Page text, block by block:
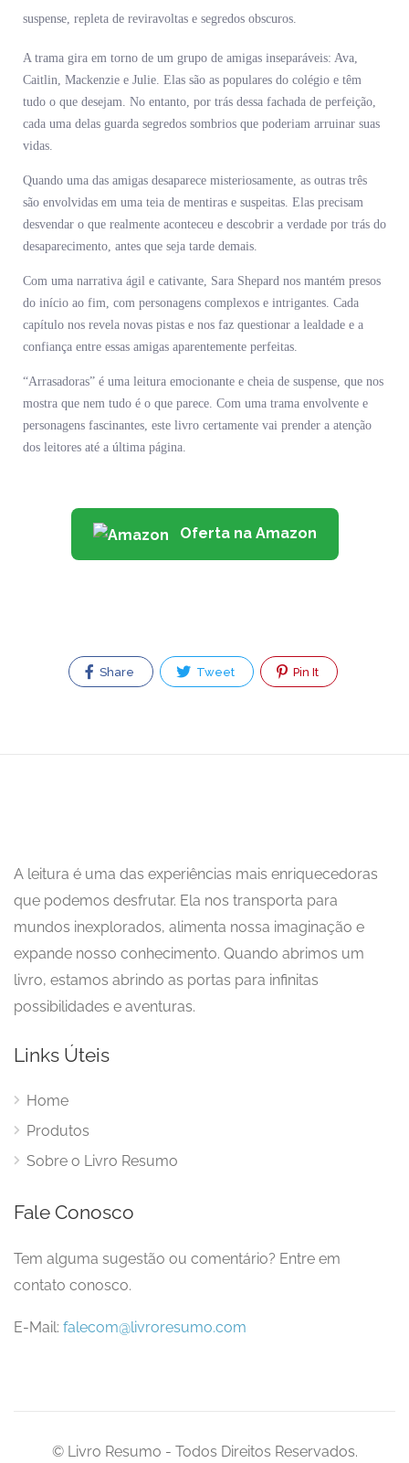
suspense, repleta de reviravoltas e segredos obscuros.
A trama gira em torno de um grupo de amigas inseparáveis: Ava,
Caitlin, Mackenzie e Julie. Elas são as populares do colégio e têm
tudo o que desejam. No entanto, por trás dessa fachada de perfeição,
cada uma delas guarda segredos sombrios que poderiam arruinar suas
vidas.
Quando uma das amigas desaparece misteriosamente, as outras três
são envolvidas em uma teia de mentiras e suspeitas. Elas precisam
desvendar o que realmente aconteceu e descobrir a verdade por trás do
desaparecimento, antes que seja tarde demais.
Com uma narrativa ágil e cativante, Sara Shepard nos mantém presos
do início ao fim, com personagens complexos e intrigantes. Cada
capítulo nos revela novas pistas e nos faz questionar a lealdade e a
confiança entre essas amigas aparentemente perfeitas.
“Arrasadoras” é uma leitura emocionante e cheia de suspense, que nos
mostra que nem tudo é o que parece. Com uma trama envolvente e
personagens fascinantes, este livro certamente vai prender a atenção
dos leitores até a última página.
Oferta na Amazon
Share Tweet Pin It
A leitura é uma das experiências mais enriquecedoras
que podemos desfrutar. Ela nos transporta para
mundos inexplorados, alimenta nossa imaginação e
expande nosso conhecimento. Quando abrimos um
livro, estamos abrindo as portas para infinitas
possibilidades e aventuras.
Links Úteis
Home
Produtos
Sobre o Livro Resumo
Fale Conosco
Tem alguma sugestão ou comentário? Entre em
contato conosco.
E-Mail: falecom@livroresumo.com
© Livro Resumo - Todos Direitos Reservados.